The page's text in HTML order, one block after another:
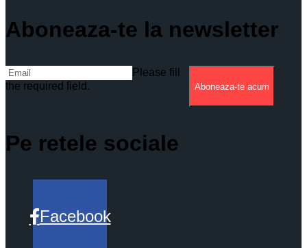
Aboneaza-te la newsletter
Please fill
the required field.
Aboneaza-te acum
Pe retele sociale
Facebook